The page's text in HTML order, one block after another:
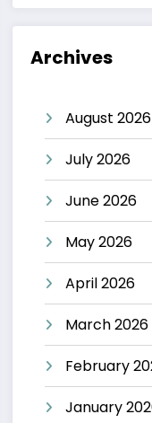
Archives
August 2026
July 2026
June 2026
May 2026
April 2026
March 2026
February
January